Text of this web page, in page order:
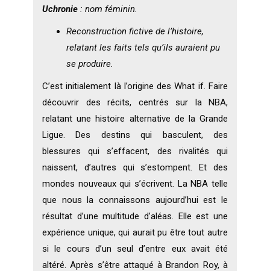
Uchronie : nom féminin.
Reconstruction fictive de l’histoire,
relatant les faits tels qu’ils auraient pu
se produire.
C’est initialement là l’origine des What if. Faire
découvrir des récits, centrés sur la NBA,
relatant une histoire alternative de la Grande
Ligue. Des destins qui basculent, des
blessures qui s’effacent, des rivalités qui
naissent, d’autres qui s’estompent. Et des
mondes nouveaux qui s’écrivent. La NBA telle
que nous la connaissons aujourd’hui est le
résultat d’une multitude d’aléas. Elle est une
expérience unique, qui aurait pu être tout autre
si le cours d’un seul d’entre eux avait été
altéré. Après s’être attaqué à Brandon Roy, à